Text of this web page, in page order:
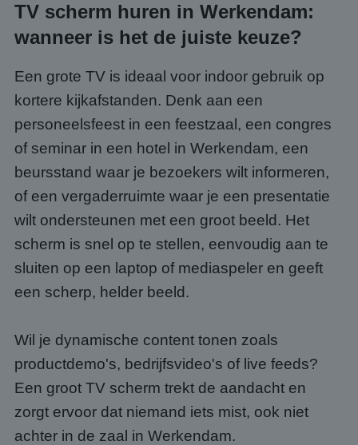
TV scherm huren in Werkendam:
wanneer is het de juiste keuze?
Een grote TV is ideaal voor indoor gebruik op
kortere kijkafstanden. Denk aan een
personeelsfeest in een feestzaal, een congres
of seminar in een hotel in Werkendam, een
beursstand waar je bezoekers wilt informeren,
of een vergaderruimte waar je een presentatie
wilt ondersteunen met een groot beeld. Het
scherm is snel op te stellen, eenvoudig aan te
sluiten op een laptop of mediaspeler en geeft
een scherp, helder beeld.
Wil je dynamische content tonen zoals
productdemo's, bedrijfsvideo's of live feeds?
Een groot TV scherm trekt de aandacht en
zorgt ervoor dat niemand iets mist, ook niet
achter in de zaal in Werkendam.